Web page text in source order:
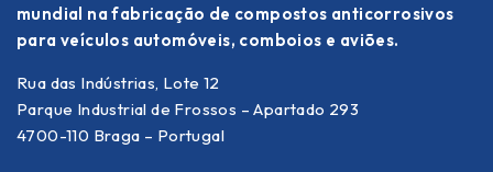
mundial na fabricação de compostos anticorrosivos
para veículos automóveis, comboios e aviões.
Rua das Indústrias, Lote 12
Parque Industrial de Frossos – Apartado 293
4700-110 Braga – Portugal